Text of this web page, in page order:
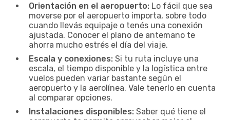
Orientación en el aeropuerto: Lo fácil que sea
moverse por el aeropuerto importa, sobre todo
cuando llevás equipaje o tenés una conexión
ajustada. Conocer el plano de antemano te
ahorra mucho estrés el día del viaje.
Escala y conexiones: Si tu ruta incluye una
escala, el tiempo disponible y la logística entre
vuelos pueden variar bastante según el
aeropuerto y la aerolínea. Vale tenerlo en cuenta
al comparar opciones.
Instalaciones disponibles: Saber qué tiene el